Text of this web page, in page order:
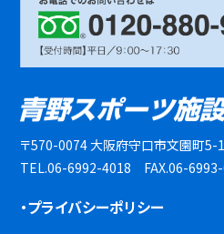
〒570-0074 大阪府守口市文園町5-
TEL.06-6992-4018 FAX.06-
・プライバシーポリシー